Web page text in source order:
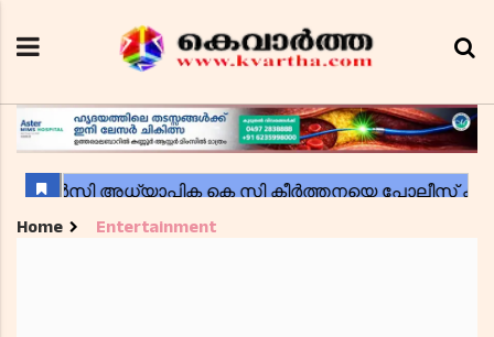
Home Entertainment